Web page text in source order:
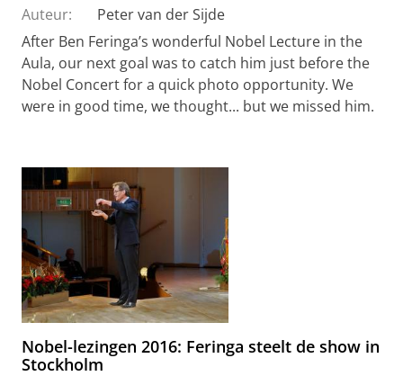
Auteur:
Peter van der Sijde
After Ben Feringa’s wonderful Nobel Lecture in the
Aula, our next goal was to catch him just before the
Nobel Concert for a quick photo opportunity. We
were in good time, we thought... but we missed him.
Nobel-lezingen 2016: Feringa steelt de show in
Stockholm